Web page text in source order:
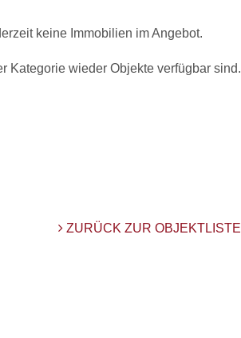
keine Immobilien im Angebot.
Kategorie wieder Objekte verfügbar sind.
ZURÜCK ZUR OBJEKTLISTE